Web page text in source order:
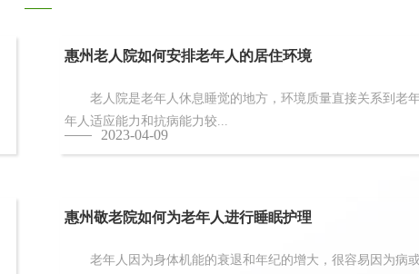
惠州老人院如何安排老年人的居住环境
老人院是老年人休息睡觉的地方，环境质量直接关系到老
年人适应能力和抗病能力较...
2023-04-09
惠州敬老院如何为老年人进行睡眠护理
老年人因为身体机能的衰退和年纪的增大，很容易因为病